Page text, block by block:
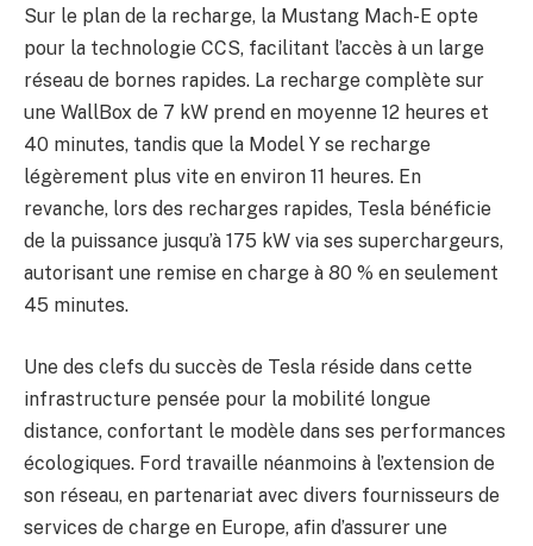
Sur le plan de la recharge, la Mustang Mach-E opte
pour la technologie CCS, facilitant l’accès à un large
réseau de bornes rapides. La recharge complète sur
une WallBox de 7 kW prend en moyenne 12 heures et
40 minutes, tandis que la Model Y se recharge
légèrement plus vite en environ 11 heures. En
revanche, lors des recharges rapides, Tesla bénéficie
de la puissance jusqu’à 175 kW via ses superchargeurs,
autorisant une remise en charge à 80 % en seulement
45 minutes.
Une des clefs du succès de Tesla réside dans cette
infrastructure pensée pour la mobilité longue
distance, confortant le modèle dans ses performances
écologiques. Ford travaille néanmoins à l’extension de
son réseau, en partenariat avec divers fournisseurs de
services de charge en Europe, afin d’assurer une